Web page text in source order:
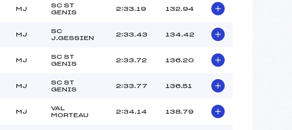
MJ
SC ST
GENIS
2:33.19 132.94
MJ
SC
J.GESSIEN
2:33.43 134.42
MJ
SC ST
GENIS
2:33.72 136.20
MJ
SC ST
GENIS
2:33.77 136.51
MJ
VAL
MORTEAU
2:34.14 138.79